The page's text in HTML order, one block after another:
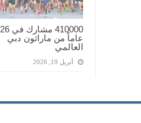
410000 مشارك في 26
عاماً من ماراثون دبي
العالمي
أبريل 19, 2026